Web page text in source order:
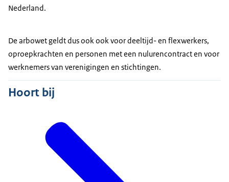
Nederland.
De arbowet geldt dus ook ook voor deeltijd- en flexwerkers,
oproepkrachten en personen met een nulurencontract en voor
werknemers van verenigingen en stichtingen.
Hoort bij